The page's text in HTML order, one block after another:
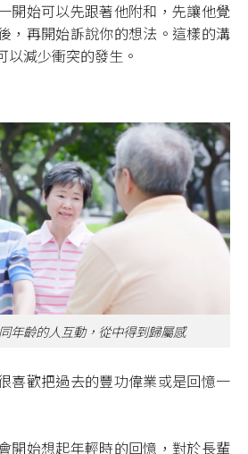
開始可以先跟著他附和，先讓他覺
，再開始訴說你的想法。這樣的溝
以減少衝突的發生。
年齡的人互動，從中得到歸屬感
喜歡把過去的豐功偉業或是回憶一
開始想起年輕時的回憶，對於長輩